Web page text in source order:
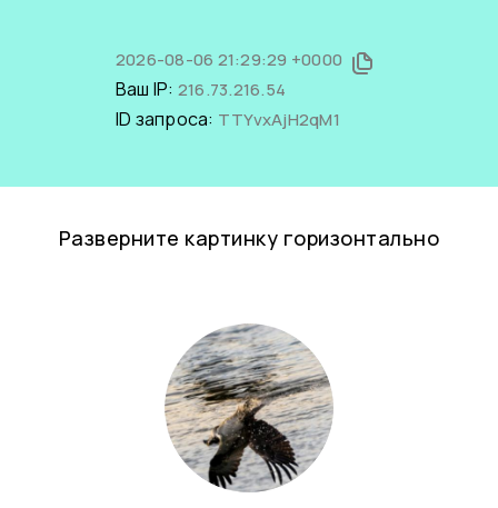
2026-08-06 21:29:29 +0000
Ваш IP: 216.73.216.54
ID запроса: TTYvxAjH2qM1
Разверните картинку горизонтально